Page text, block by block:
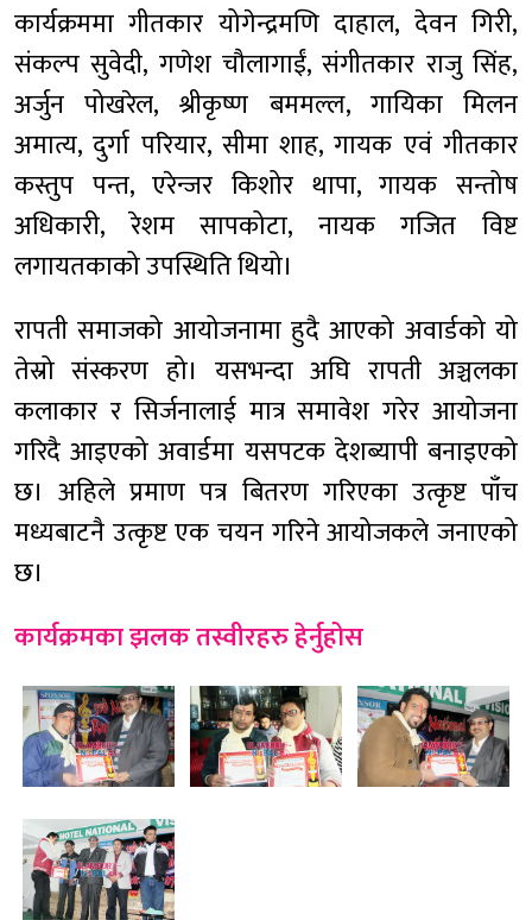
कार्यक्रममा गीतकार योगेन्द्रमणि दाहाल, देवन गिरी,
संकल्प सुवेदी, गणेश चौलागाईं, संगीतकार राजु सिंह,
अर्जुन पोखरेल, श्रीकृष्ण बममल्ल, गायिका मिलन
अमात्य, दुर्गा परियार, सीमा शाह, गायक एवं गीतकार
कस्तुप पन्त, एरेन्जर किशोर थापा, गायक सन्तोष
अधिकारी, रेशम सापकोटा, नायक गजित विष्ट
लगायतकाको उपस्थिति थियो।
रापती समाजको आयोजनामा हुदै आएको अवार्डको यो
तेस्रो संस्करण हो। यसभन्दा अघि रापती अञ्चलका
कलाकार र सिर्जनालाई मात्र समावेश गरेर आयोजना
गरिदै आइएको अवार्डमा यसपटक देशब्यापी बनाइएको
छ। अहिले प्रमाण पत्र बितरण गरिएका उत्कृष्ट पाँच
मध्यबाटनै उत्कृष्ट एक चयन गरिने आयोजकले जनाएको
छ।
कार्यक्रमका झलक तस्वीरहरु हेर्नुहोस